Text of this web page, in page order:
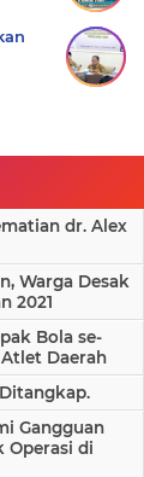
dr. Alex
Warga Desak
2021
Bola se-
Daerah
Gangguan
Operasi di